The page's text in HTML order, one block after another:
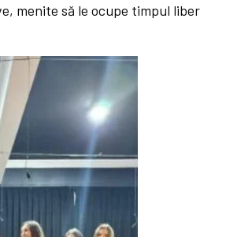
menite să le ocupe timpul liber